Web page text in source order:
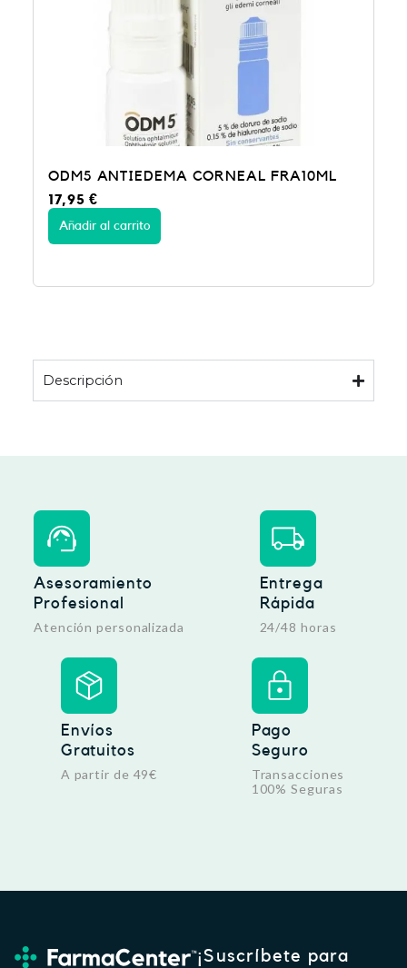
ODM5 ANTIEDEMA CORNEAL FRA10ML
17,95€
Añadir al carrito
Descripción
Asesoramiento
Profesional
Atención personalizada
Entrega
Rápida
24/48 horas
Envíos
Gratuitos
A partir de 49€
Pago
Seguro
Transacciones
100% Seguras
¡Suscríbete para